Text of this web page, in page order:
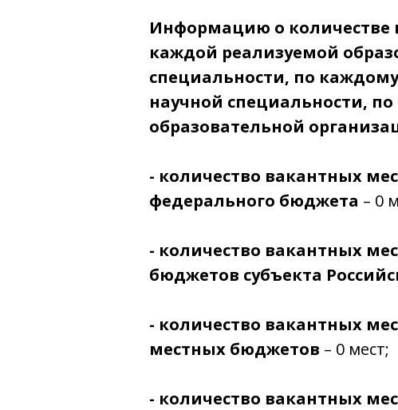
Информацию о количестве
каждой реализуемой
специальности, по
научной специальности,
образовательной
- количество вакантных
федерального бюджета – 0
- количество вакантных
бюджетов субъекта
- количество вакантных
местных бюджетов – 0 мест;
- количество вакантных